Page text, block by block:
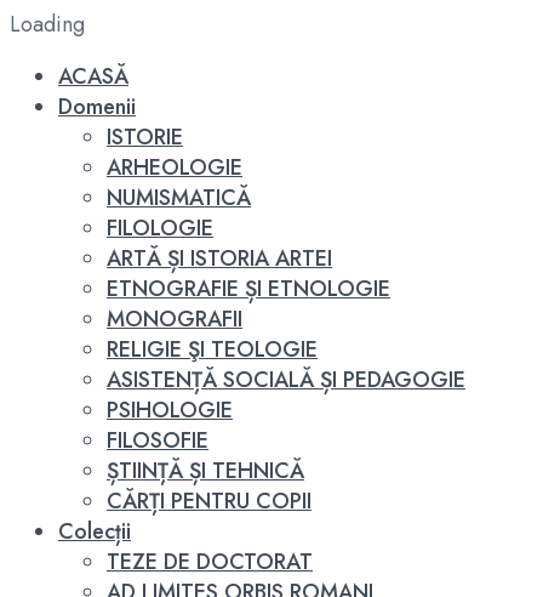
Loading
ACASĂ
Domenii
ISTORIE
ARHEOLOGIE
NUMISMATICĂ
FILOLOGIE
ARTĂ ȘI ISTORIA ARTEI
ETNOGRAFIE ȘI ETNOLOGIE
MONOGRAFII
RELIGIE ŞI TEOLOGIE
ASISTENȚĂ SOCIALĂ ȘI PEDAGOGIE
PSIHOLOGIE
FILOSOFIE
ȘTIINȚĂ ȘI TEHNICĂ
CĂRȚI PENTRU COPII
Colecții
TEZE DE DOCTORAT